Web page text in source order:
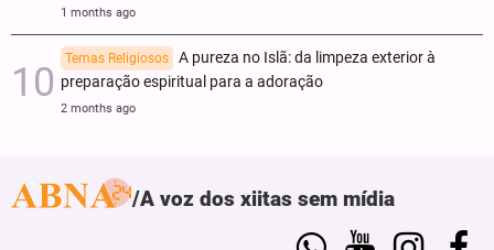
1 months ago
Temas Religiosos
A pureza no Islã: da limpeza exterior à
preparação espiritual para a adoração
2 months ago
A voz dos xiitas sem mídia